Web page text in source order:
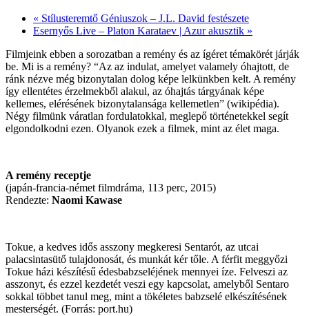
« Stílusteremtő Géniuszok – J.L. David festészete
Esernyős Live – Platon Karataev | Azur akusztik »
Filmjeink ebben a sorozatban a remény és az ígéret témakörét járják
be. Mi is a remény? “Az az indulat, amelyet valamely óhajtott, de
ránk nézve még bizonytalan dolog képe lelkünkben kelt. A remény
így ellentétes érzelmekből alakul, az óhajtás tárgyának képe
kellemes, elérésének bizonytalansága kellemetlen” (wikipédia).
Négy filmünk váratlan fordulatokkal, meglepő történetekkel segít
elgondolkodni ezen. Olyanok ezek a filmek, mint az élet maga.
A remény receptje
(japán-francia-német filmdráma, 113 perc, 2015)
Rendezte: Naomi Kawase
Tokue, a kedves idős asszony megkeresi Sentarót, az utcai
palacsintasütő tulajdonosát, és munkát kér tőle. A férfit meggyőzi
Tokue házi készítésű édesbabzseléjének mennyei íze. Felveszi az
asszonyt, és ezzel kezdetét veszi egy kapcsolat, amelyből Sentaro
sokkal többet tanul meg, mint a tökéletes babzselé elkészítésének
mesterségét. (Forrás: port.hu)